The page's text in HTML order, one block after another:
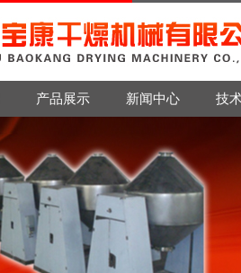
产品展示 新闻中心 技